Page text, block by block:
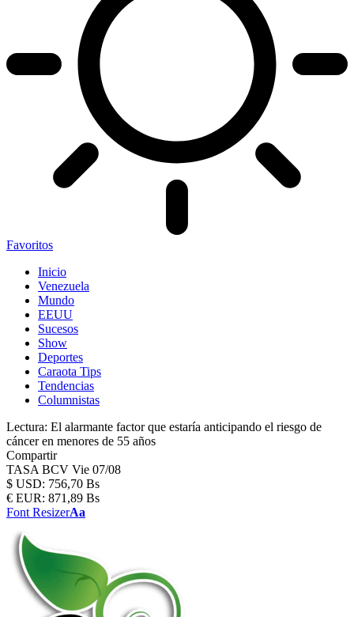
Favoritos
Inicio
Venezuela
Mundo
EEUU
Sucesos
Show
Deportes
Caraota Tips
Tendencias
Columnistas
Lectura: El alarmante factor que estaría anticipando el riesgo de
cáncer en menores de 55 años
Compartir
TASA BCV Vie 07/08
$ USD: 756,70 Bs
€ EUR: 871,89 Bs
Font ResizerAa